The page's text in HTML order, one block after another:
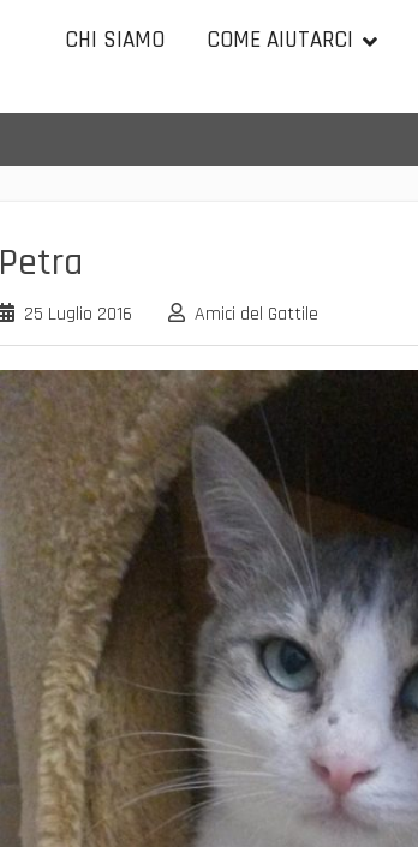
CHI SIAMO COME AIUTARCI
Petra
25 Luglio 2016 Amici del Gattile